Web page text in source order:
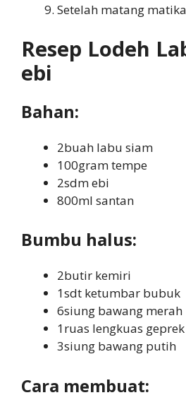
Setelah matang
Resep Lodeh
ebi
Bahan:
2buah labu siam
100gram tempe
2sdm ebi
800ml santan
Bumbu halus:
2butir kemiri
1sdt ketumbar bubuk
6siung bawang merah
1ruas lengkuas geprek
3siung bawang putih
Cara membuat: